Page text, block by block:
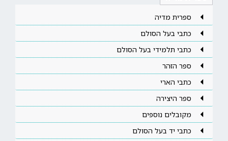
ספרית מדיה
כתבי בעל הסולם
כתבי תלמידי בעל הסולם
ספר הזהר
כתבי הארי
ספר היצירה
מקובלים נוספים
כתבי יד בעל הסולם